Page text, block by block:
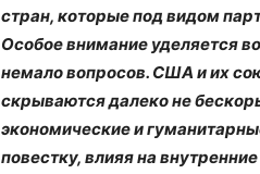
стран, которые под видом
Особое внимание уделяется
немало вопросов. США и их
скрываются далеко не
экономические и
повестку, влияя на